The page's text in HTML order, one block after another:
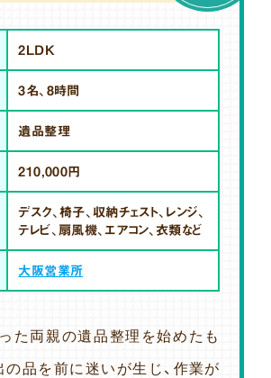
2LDK
3名、8時間
遺品整理
210,000円
デスク、椅子、収納チェスト、レンジ、
テレビ、扇風機、エアコン、衣類など
大阪営業所
た両親の遺品整理を始めたも
の品を前に迷いが生じ、作業が